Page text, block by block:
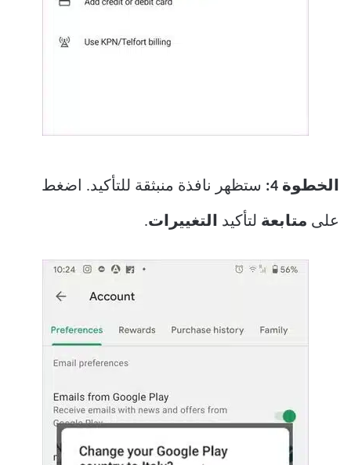
الخطوة 4: ستظهر نافذة منبثقة للتأكيد. اضغط
على متابعة لتأكيد التغييرات.